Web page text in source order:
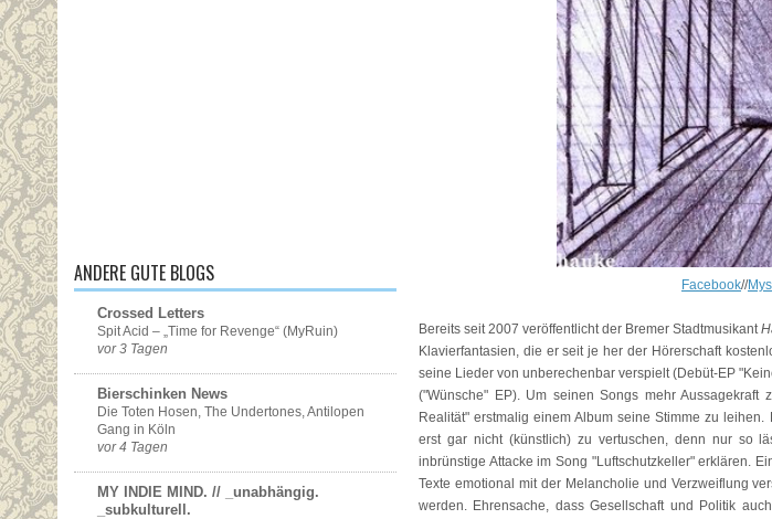
ANDERE GUTE BLOGS
Crossed Letters
Spit Acid – „Time for Revenge“ (MyRuin)
vor 3 Tagen
Bierschinken News
Die Toten Hosen, The Undertones, Antilopen
Gang in Köln
vor 4 Tagen
MY INDIE MIND. // _unabhängig.
_subkulturell.
Facebook//
Bereits seit 2007 veröffentlicht der Bremer Stadtmusikant
Klavierfantasien, die er seit je her der Hörerschaft
seine Lieder von unberechenbar verspielt (Debüt-EP
("Wünsche" EP). Um seinen Songs mehr
Realität" erstmalig einem Album seine Stimme zu
erst gar nicht (künstlich) zu vertuschen, denn nur so
inbrünstige Attacke im Song "Luftschutzkeller" erklären.
Texte emotional mit der Melancholie und Verzweiflung
werden. Ehrensache, dass Gesellschaft und Politik